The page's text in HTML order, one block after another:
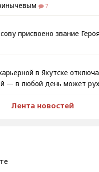
7
присвоено звание
в Якутске
— в любой день может
Лента новостей